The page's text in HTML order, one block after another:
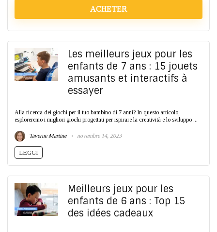
ACHETER
Les meilleurs jeux pour les
enfants de 7 ans : 15 jouets
amusants et interactifs à
essayer
Alla ricerca dei giochi per il tuo bambino di 7 anni? In questo articolo,
esploreremo i migliori giochi progettati per ispirare la creatività e lo sviluppo ...
Taverne Martine novembre 14, 2023
LEGGI
Meilleurs jeux pour les
enfants de 6 ans : Top 15
des idées cadeaux